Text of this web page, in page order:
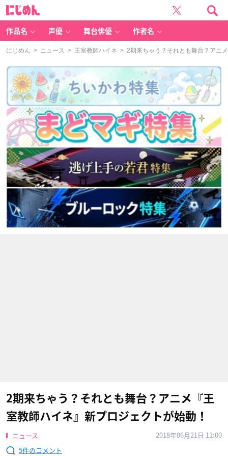
作品名 声優 舞台俳優 作者名
にじめん > ニュース > 王室教師ハイネ > 2期来ちゃう？それとも舞台？アニ
2期来ちゃう？それとも舞台？アニメ『王
室教師ハイネ』新プロジェクトが始動！
ニュース
2018年06月21日 11:00
5